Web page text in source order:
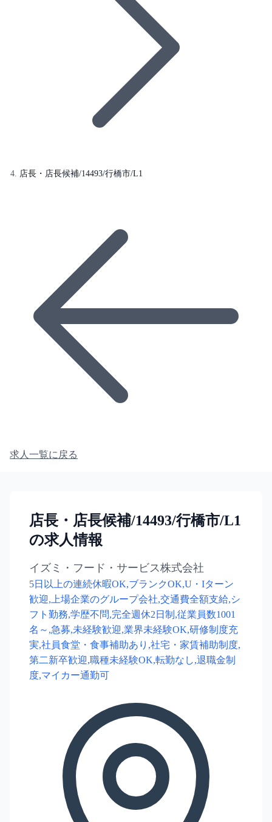
店長・店長候補/14493/行橋市/L1
求人一覧に戻る
店長・店長候補/14493/行橋市/L1
の求人情報
イズミ・フード・サービス株式会社
5日以上の連続休暇OK,ブランクOK,U・Iターン
歓迎,上場企業のグループ会社,交通費全額支給,シ
フト勤務,学歴不問,完全週休2日制,従業員数1001
名～,急募,未経験歓迎,業界未経験OK,研修制度充
実,社員食堂・食事補助あり,社宅・家賃補助制度,
第二新卒歓迎,職種未経験OK,転勤なし,退職金制
度,マイカー通勤可